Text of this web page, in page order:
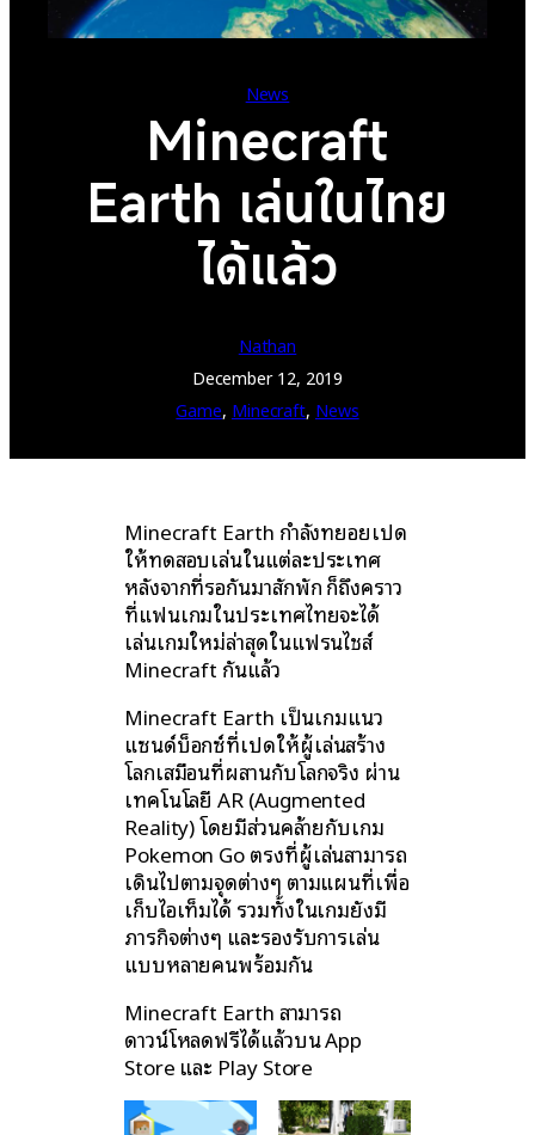
News
Minecraft
Earth เล่นในไทย
ได้แล้ว
Nathan
December 12, 2019
Game, Minecraft, News
Minecraft Earth กำลังทยอยเปิด
ให้ทดสอบเล่นในแต่ละประเทศ
หลังจากที่รอกันมาสักพัก ก็ถึงคราว
ที่แฟนเกมในประเทศไทยจะได้
เล่นเกมใหม่ล่าสุดในแฟรนไชส์
Minecraft กันแล้ว
Minecraft Earth เป็นเกมแนว
แซนด์บ็อกซ์ที่เปิดให้ผู้เล่นสร้าง
โลกเสมือนที่ผสานกับโลกจริง ผ่าน
เทคโนโลยี AR (Augmented
Reality) โดยมีส่วนคล้ายกับเกม
Pokemon Go ตรงที่ผู้เล่นสามารถ
เดินไปตามจุดต่างๆ ตามแผนที่เพื่อ
เก็บไอเท็มได้ รวมทั้งในเกมยังมี
ภารกิจต่างๆ และรองรับการเล่น
แบบหลายคนพร้อมกัน
Minecraft Earth สามารถ
ดาวน์โหลดฟรีได้แล้วบน App
Store และ Play Store